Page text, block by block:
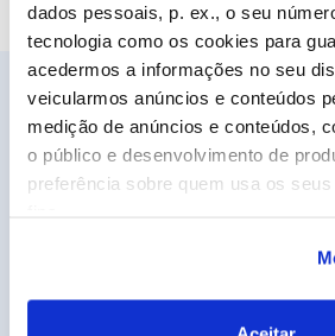
dados pessoais, p. ex., o seu
tecnologia como os cookies para
acedermos a informações no seu
veicularmos anúncios e conteúdos
medição de anúncios e conteúdos,
o público e desenvolvimento de
preferência sobre quem usa os
Se permitir, gostaríamos também de:
Recolher informações sobre
geográfica as quais podem ter
Ceys
Sobre a Ceys